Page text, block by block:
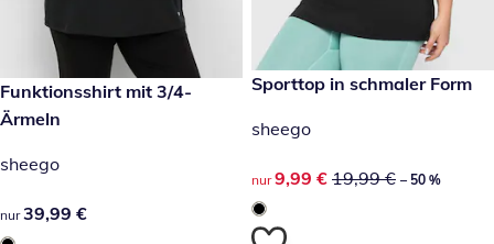
39,99 €
Funktionsshirt mit 3/4-
Ärmeln
sheego
39,99 €
nur 39,99 €
reduzierter Preis 9,99 €,
-50 %
Sporttop in schmaler Form
sheego
reduzierter Preis 9,99 €,
nur 9,99 € 19,99 € – 50 %